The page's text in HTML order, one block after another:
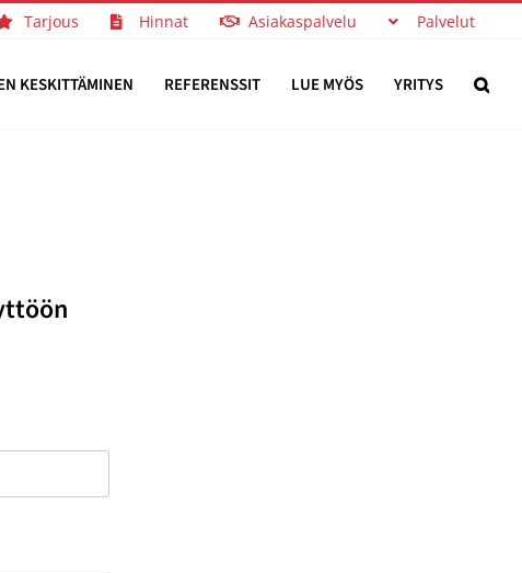
Tarjous Hinnat Asiakaspalvelu Palvelut
KESKITTÄMINEN REFERENSSIT LUE MYÖS YRITYS